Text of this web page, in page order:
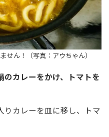
せん！（写真：アウちゃん）
カレーをかけ、トマトを
カレーを皿に移し、トマ